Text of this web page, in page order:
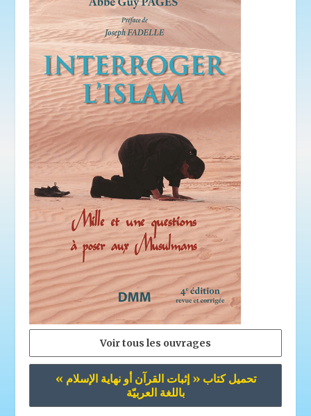
Voir tous les ouvrages
تحميل كتاب « إثبات القرآن أو نهاية الإسلام »
باللغة العربيّة